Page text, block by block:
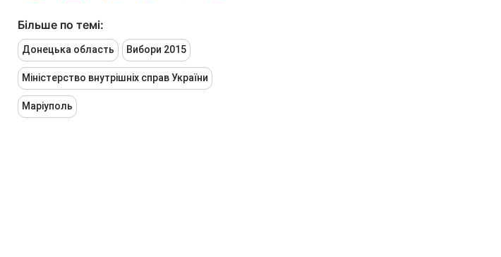
Більше по темі:
Донецька область Вибори 2015
Міністерство внутрішніх справ України
Маріуполь